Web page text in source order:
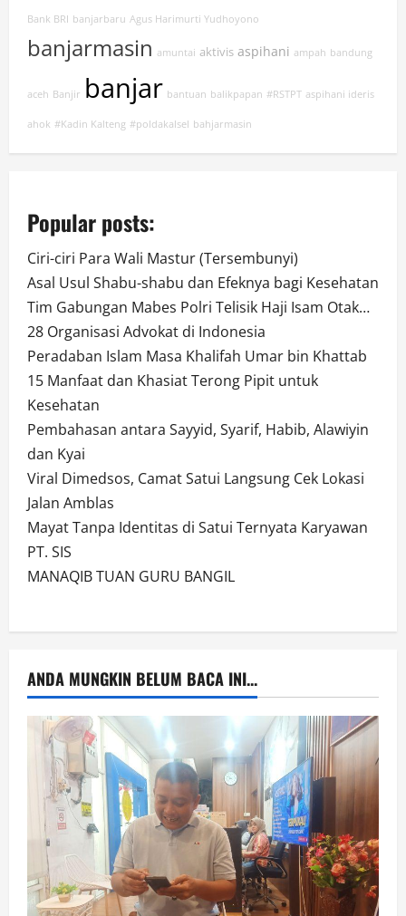
Bank BRI banjarbaru Agus Harimurti Yudhoyono
banjarmasin amuntai aktivis aspihani ampah bandung
aceh Banjir banjar bantuan balikpapan #RSTPT aspihani ideris
ahok #Kadin Kalteng #poldakalsel bahjarmasin
Popular posts:
Ciri-ciri Para Wali Mastur (Tersembunyi)
Asal Usul Shabu-shabu dan Efeknya bagi Kesehatan
Tim Gabungan Mabes Polri Telisik Haji Isam Otak…
28 Organisasi Advokat di Indonesia
Peradaban Islam Masa Khalifah Umar bin Khattab
15 Manfaat dan Khasiat Terong Pipit untuk
Kesehatan
Pembahasan antara Sayyid, Syarif, Habib, Alawiyin
dan Kyai
Viral Dimedsos, Camat Satui Langsung Cek Lokasi
Jalan Amblas
Mayat Tanpa Identitas di Satui Ternyata Karyawan
PT. SIS
MANAQIB TUAN GURU BANGIL
ANDA MUNGKIN BELUM BACA INI...